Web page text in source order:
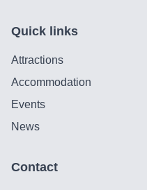
Quick links
Attractions
Accommodation
Events
News
Contact